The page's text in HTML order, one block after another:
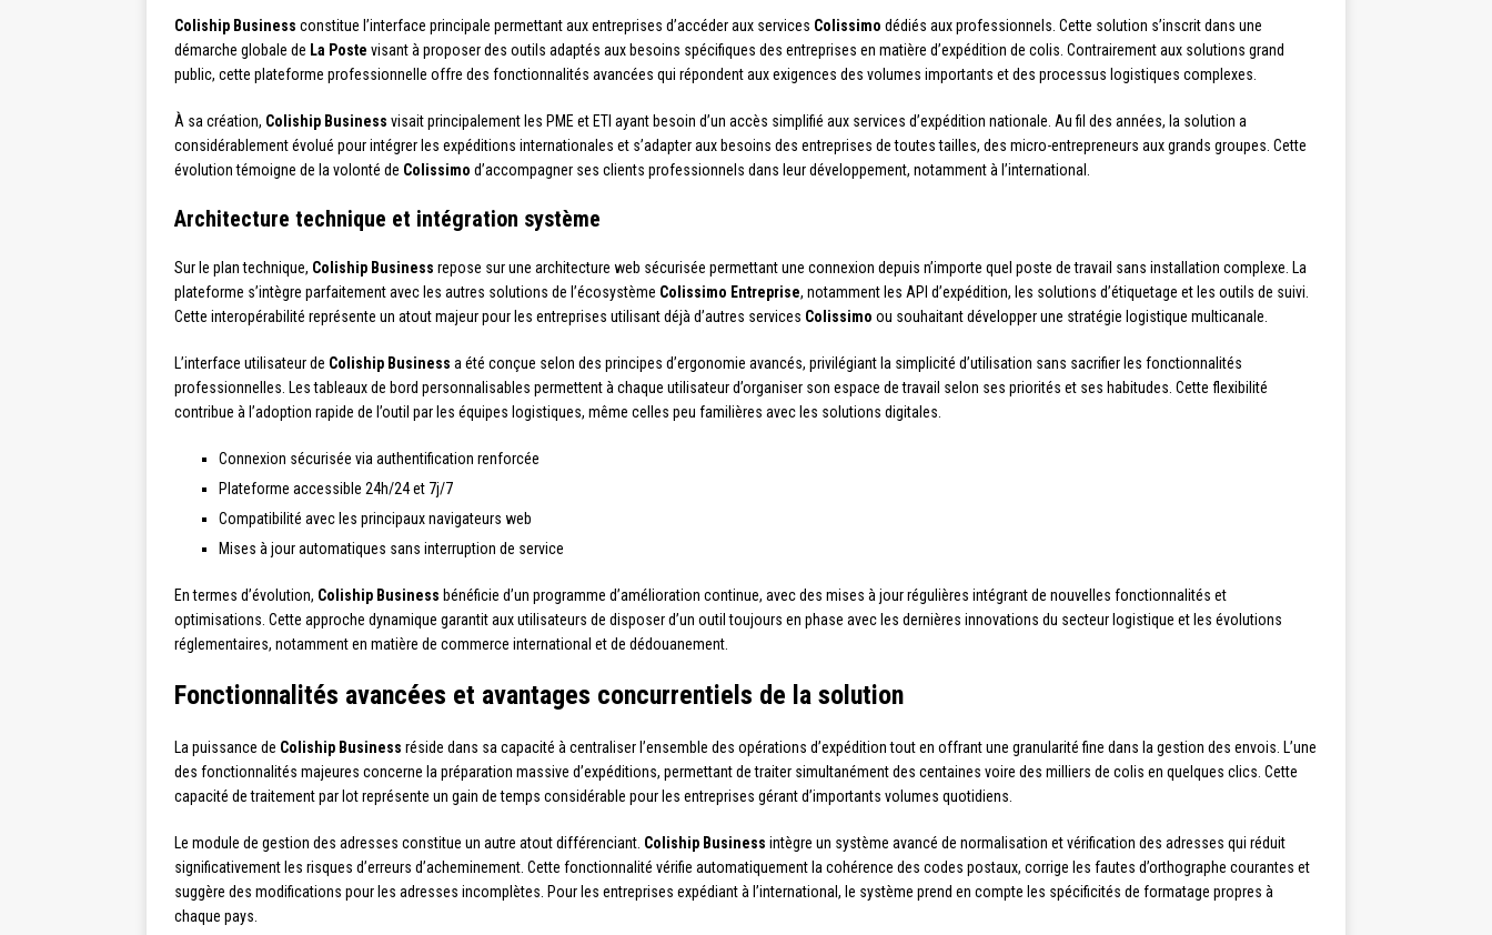
Coliship Business constitue l’interface principale permettant aux entreprises d’accéder aux services Colissimo dédiés aux professionnels. Cette solution s’inscrit dans une
démarche globale de La Poste visant à proposer des outils adaptés aux besoins spécifiques des entreprises en matière d’expédition de colis. Contrairement aux solutions grand
public, cette plateforme professionnelle offre des fonctionnalités avancées qui répondent aux exigences des volumes importants et des processus logistiques complexes.
À sa création, Coliship Business visait principalement les PME et ETI ayant besoin d’un accès simplifié aux services d’expédition nationale. Au fil des années, la solution a
considérablement évolué pour intégrer les expéditions internationales et s’adapter aux besoins des entreprises de toutes tailles, des micro-entrepreneurs aux grands groupes. Cette
évolution témoigne de la volonté de Colissimo d’accompagner ses clients professionnels dans leur développement, notamment à l’international.
Architecture technique et intégration système
Sur le plan technique, Coliship Business repose sur une architecture web sécurisée permettant une connexion depuis n’importe quel poste de travail sans installation complexe. La
plateforme s’intègre parfaitement avec les autres solutions de l’écosystème Colissimo Entreprise, notamment les API d’expédition, les solutions d’étiquetage et les outils de suivi.
Cette interopérabilité représente un atout majeur pour les entreprises utilisant déjà d’autres services Colissimo ou souhaitant développer une stratégie logistique multicanale.
L’interface utilisateur de Coliship Business a été conçue selon des principes d’ergonomie avancés, privilégiant la simplicité d’utilisation sans sacrifier les fonctionnalités
professionnelles. Les tableaux de bord personnalisables permettent à chaque utilisateur d’organiser son espace de travail selon ses priorités et ses habitudes. Cette flexibilité
contribue à l’adoption rapide de l’outil par les équipes logistiques, même celles peu familières avec les solutions digitales.
Connexion sécurisée via authentification renforcée
Plateforme accessible 24h/24 et 7j/7
Compatibilité avec les principaux navigateurs web
Mises à jour automatiques sans interruption de service
En termes d’évolution, Coliship Business bénéficie d’un programme d’amélioration continue, avec des mises à jour régulières intégrant de nouvelles fonctionnalités et
optimisations. Cette approche dynamique garantit aux utilisateurs de disposer d’un outil toujours en phase avec les dernières innovations du secteur logistique et les évolutions
réglementaires, notamment en matière de commerce international et de dédouanement.
Fonctionnalités avancées et avantages concurrentiels de la solution
La puissance de Coliship Business réside dans sa capacité à centraliser l’ensemble des opérations d’expédition tout en offrant une granularité fine dans la gestion des envois. L’une
des fonctionnalités majeures concerne la préparation massive d’expéditions, permettant de traiter simultanément des centaines voire des milliers de colis en quelques clics. Cette
capacité de traitement par lot représente un gain de temps considérable pour les entreprises gérant d’importants volumes quotidiens.
Le module de gestion des adresses constitue un autre atout différenciant. Coliship Business intègre un système avancé de normalisation et vérification des adresses qui réduit
significativement les risques d’erreurs d’acheminement. Cette fonctionnalité vérifie automatiquement la cohérence des codes postaux, corrige les fautes d’orthographe courantes et
suggère des modifications pour les adresses incomplètes. Pour les entreprises expédiant à l’international, le système prend en compte les spécificités de formatage propres à
chaque pays.